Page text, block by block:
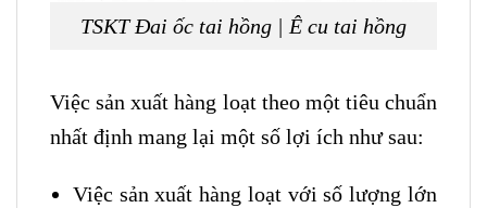
TSKT Đai ốc tai hồng | Ê cu tai hồng
Việc sản xuất hàng loạt theo một tiêu chuẩn
nhất định mang lại một số lợi ích như sau:
Việc sản xuất hàng loạt với số lượng lớn